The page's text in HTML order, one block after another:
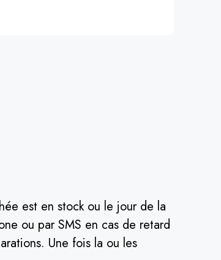
est en stock ou le jour de la
ou par SMS en cas de retard
Une fois la ou les